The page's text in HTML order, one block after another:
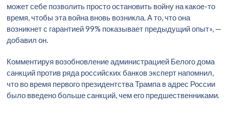
может себе позволить просто остановить войну на какое-то
время, чтобы эта война вновь возникла. А то, что она
возникнет с гарантией 99% показывает предыдущий опыт», —
добавил он.
Комментируя возобновление администрацией Белого дома
санкций против ряда российских банков эксперт напомнил,
что во время первого президентства Трампа в адрес России
было введено больше санкций, чем его предшественниками.